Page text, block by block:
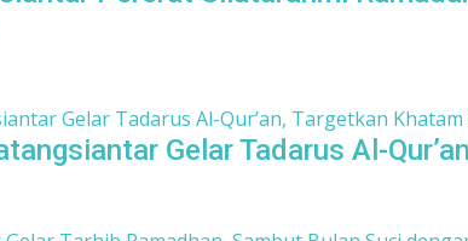
Gelar Tadarus Al-